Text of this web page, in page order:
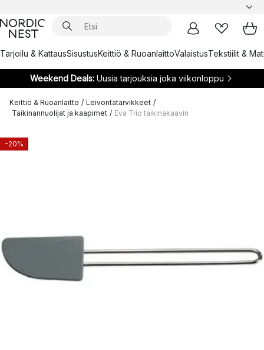
Tarjoilu & KattausSisustusKeittiö & RuoanlaittoValaistusTekstiilit &
Weekend Deals:Uusia tarjouksia joka viikonloppu
Keittiö & Ruoanlaitto / Leivontatarvikkeet /
Taikinannuolijat ja kaapimet / Eva Trio taikinakaavin
-20%